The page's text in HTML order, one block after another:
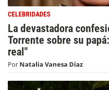
CELEBRIDADES
La devastadora
Torrente sobre su
real"
Por Natalia Vanesa Díaz